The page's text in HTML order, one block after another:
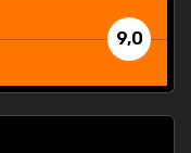
9,0